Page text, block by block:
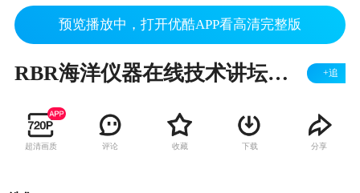
预览播放中，打开优酷APP看高清完整版
RBR海洋仪器在线技术讲坛第28期 压力数据在人工智能时代的应用 2020-09-23 +追
超清画质 评论 收藏 下载 分享